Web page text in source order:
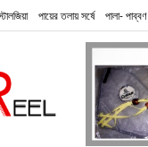
পায়ের তলায় সর্ষে পালা- পাব্বণ